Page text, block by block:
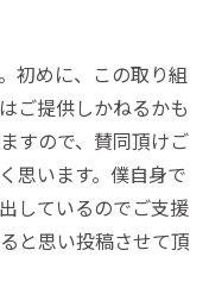
初めに、この取り組
ご提供しかねるかも
すので、賛同頂けご
思います。僕自身で
しているのでご支援
と思い投稿させて頂